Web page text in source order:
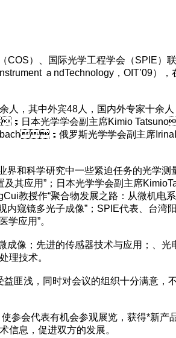
COS）、国际光学工程学会（SPIE）
ａndTechnology，OIT’09）
，其中外宾48人，国内外专家十余人
日本光学学会副主席Kimio Tatsuno
；俄罗斯光学学会副主席
界和科学研究中一些紧迫任务的光学测量
应用”；日本光学学会副主席
教授作“聚合物发展之路：从微机电系
镜多光子成像”；SPIE代表、台湾
用”。
；先进的传感器技术与应用；、
技术。
浅，同时对会议的组织十分满意
会代表有机会参观展览，获得*新产品
息，促进双方的发展。